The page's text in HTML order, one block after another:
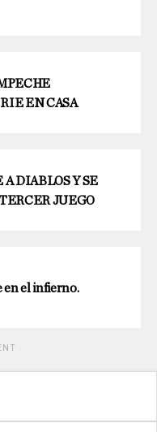
EN CASA
DIABLOS Y SE
JUEGO
en el infierno.